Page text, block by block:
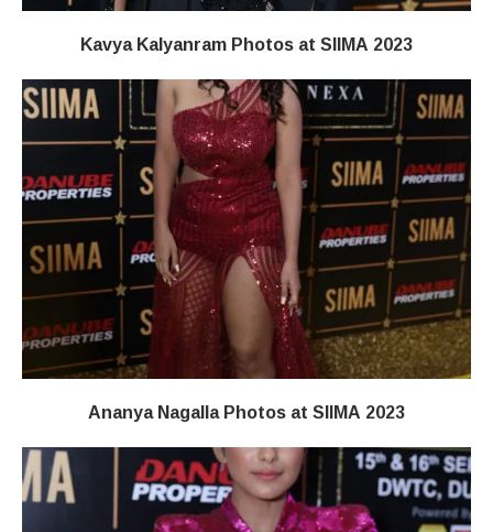
Kavya Kalyanram Photos at SIIMA 2023
Ananya Nagalla Photos at SIIMA 2023